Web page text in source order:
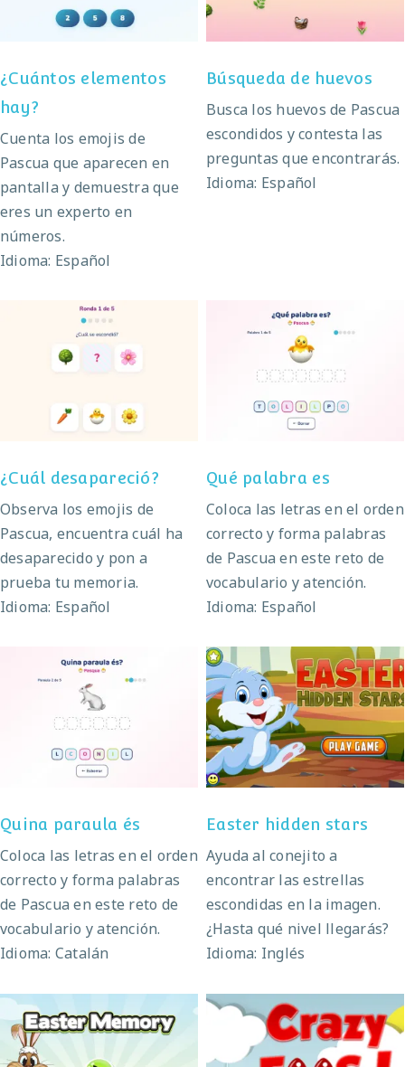
¿Cuántos elementos
hay?
Cuenta los emojis de
Pascua que aparecen en
pantalla y demuestra que
eres un experto en
números.
Idioma: Español
Búsqueda de huevos
Busca los huevos de Pascua
escondidos y contesta las
preguntas que encontrarás.
Idioma: Español
¿Cuál desapareció?
¿Cuál desapareció?
Observa los emojis de
Pascua, encuentra cuál ha
desaparecido y pon a
prueba tu memoria.
Idioma: Español
Qué palabra es
Qué palabra es
Coloca las letras en el orden
correcto y forma palabras
de Pascua en este reto de
vocabulario y atención.
Idioma: Español
Quina paraula és
Quina paraula és
Coloca las letras en el orden
correcto y forma palabras
de Pascua en este reto de
vocabulario y atención.
Idioma: Catalán
Easter hidden stars
Easter hidden stars
Ayuda al conejito a
encontrar las estrellas
escondidas en la imagen.
¿Hasta qué nivel llegarás?
Idioma: Inglés